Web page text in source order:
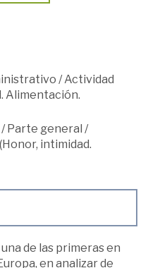
/Actividad
Alimentación.
/Parte general /
intimidad.
de las primeras en
en analizar de